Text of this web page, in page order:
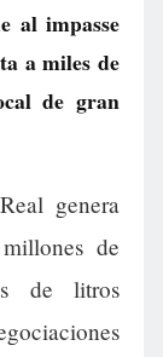
al impasse
a miles de
de gran
genera
de
de litros